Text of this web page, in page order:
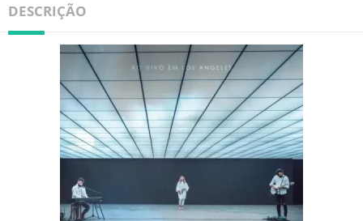
DESCRIÇÃO